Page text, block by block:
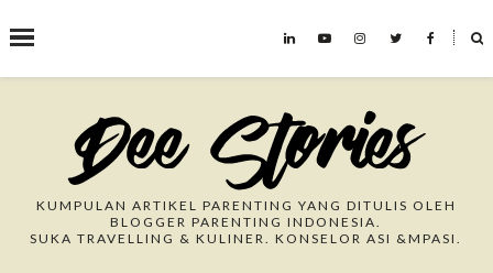
˟
Search This Blog
KUMPULAN ARTIKEL PARENTING YANG DITULIS OLEH
BLOGGER PARENTING INDONESIA.
SUKA TRAVELLING & KULINER. KONSELOR ASI &MPASI.